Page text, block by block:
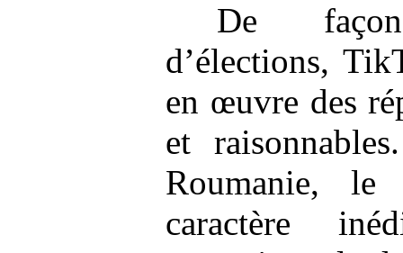
De
d’élections,
en œuvre des
et
Roumanie, le
caractère